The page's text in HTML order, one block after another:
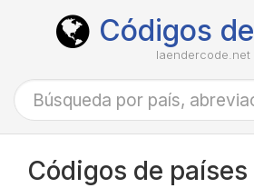
Códigos
laendercode.net
Códigos de países